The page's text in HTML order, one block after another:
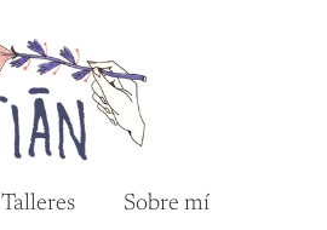
Talleres Sobre mí